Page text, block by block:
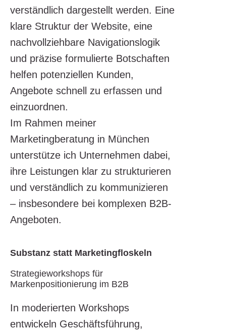
verständlich dargestellt werden. Eine
klare Struktur der Website, eine
nachvollziehbare Navigationslogik
und präzise formulierte Botschaften
helfen potenziellen Kunden,
Angebote schnell zu erfassen und
einzuordnen.
Im Rahmen meiner
Marketingberatung in München
unterstütze ich Unternehmen dabei,
ihre Leistungen klar zu strukturieren
und verständlich zu kommunizieren
– insbesondere bei komplexen B2B-
Angeboten.
Substanz statt Marketingfloskeln
Strategieworkshops für
Markenpositionierung im B2B
In moderierten Workshops
entwickeln Geschäftsführung,